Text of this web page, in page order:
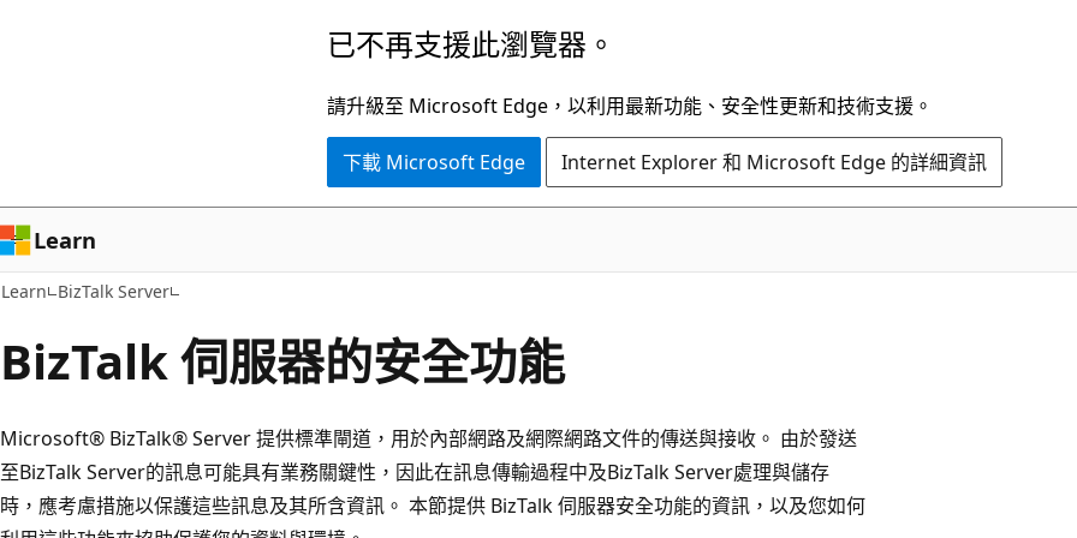
容
已不再支援此瀏覽器。
請升級至 Microsoft Edge，以利用最新功能、安全性更新和技術支援。
下載 Microsoft Edge Internet Explorer 和 Microsoft Edge 的詳細資訊
Learn
Learn BizTalk Server
BizTalk 伺服器的安全功能
Microsoft® BizTalk® Server 提供標準閘道，用於內部網路及網際網路文件的傳送與接收。 由於發送
至BizTalk Server的訊息可能具有業務關鍵性，因此在訊息傳輸過程中及BizTalk Server處理與儲存
時，應考慮措施以保護這些訊息及其所含資訊。 本節提供 BizTalk 伺服器安全功能的資訊，以及您如何